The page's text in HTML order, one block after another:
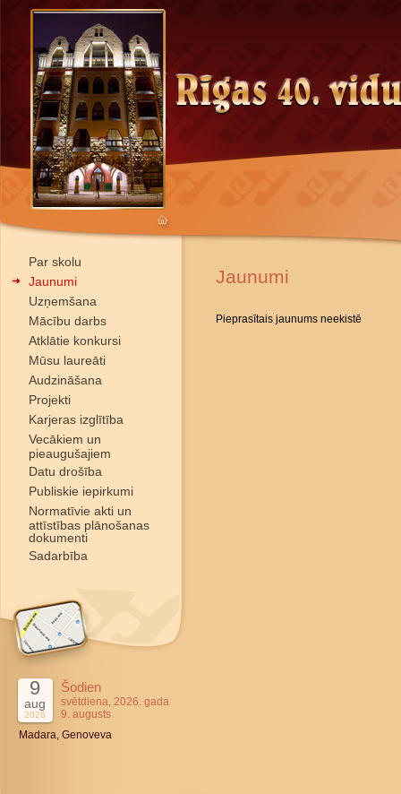
Par skolu
Jaunumi
Uzņemšana
Mācību darbs
Atklātie konkursi
Mūsu laureāti
Audzināšana
Projekti
Karjeras izglītība
Vecākiem un
pieaugušajiem
Datu drošība
Publiskie iepirkumi
Normatīvie akti un
attīstības plānošanas
dokumenti
Sadarbība
9
aug
2026
Šodien
svētdiena, 2026. gada
9. augusts
Madara, Genoveva
Jaunumi
Pieprasītais jaunums neekistē